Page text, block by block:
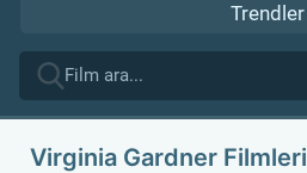
Trendler
Virginia Gardner Filmleri